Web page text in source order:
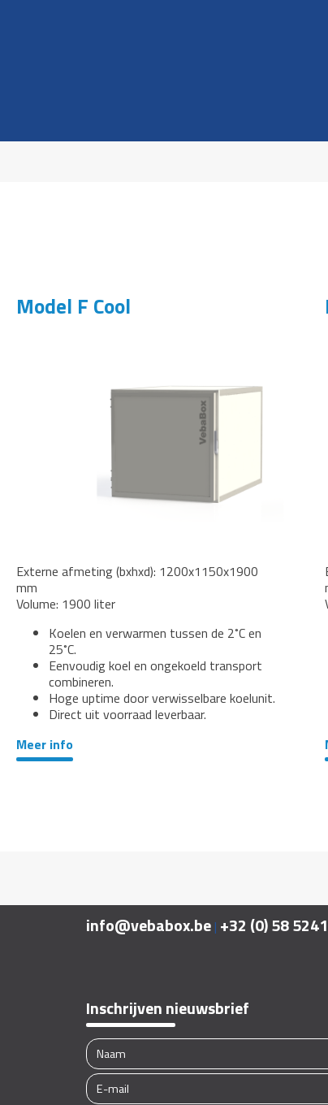
Model F Cool
Externe afmeting (bxhxd): 1200x1150x1900
mm
Volume: 1900 liter
Koelen en verwarmen tussen de 2˚C en
25˚C.
Eenvoudig koel en ongekoeld transport
combineren.
Hoge uptime door verwisselbare koelunit.
Direct uit voorraad leverbaar.
Meer info
info@vebabox.be | +32 (0) 58
Inschrijven nieuwsbrief